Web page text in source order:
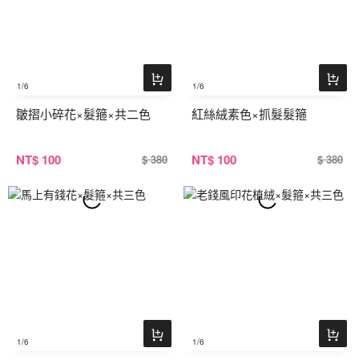
1/6
皺摺小碎花×髮箍×共二色
NT$ 100 $ 380
1/6
紅絲絨素色×抓髮髮箍
NT$ 100 $ 380
1/6 1/6